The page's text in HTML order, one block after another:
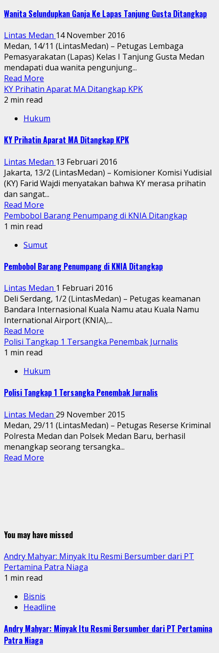
Wanita Selundupkan Ganja Ke Lapas Tanjung Gusta Ditangkap
Lintas Medan 14 November 2016
Medan, 14/11 (LintasMedan) – Petugas Lembaga
Pemasyarakatan (Lapas) Kelas I Tanjung Gusta Medan
mendapati dua wanita pengunjung...
Read More
KY Prihatin Aparat MA Ditangkap KPK
2 min read
Hukum
KY Prihatin Aparat MA Ditangkap KPK
Lintas Medan 13 Februari 2016
Jakarta, 13/2 (LintasMedan) – Komisioner Komisi Yudisial
(KY) Farid Wajdi menyatakan bahwa KY merasa prihatin
dan sangat...
Read More
Pembobol Barang Penumpang di KNIA Ditangkap
1 min read
Sumut
Pembobol Barang Penumpang di KNIA Ditangkap
Lintas Medan 1 Februari 2016
Deli Serdang, 1/2 (LintasMedan) – Petugas keamanan
Bandara Internasional Kuala Namu atau Kuala Namu
International Airport (KNIA),...
Read More
Polisi Tangkap 1 Tersangka Penembak Jurnalis
1 min read
Hukum
Polisi Tangkap 1 Tersangka Penembak Jurnalis
Lintas Medan 29 November 2015
Medan, 29/11 (LintasMedan) – Petugas Reserse Kriminal
Polresta Medan dan Polsek Medan Baru, berhasil
menangkap seorang tersangka...
Read More
You may have missed
Andry Mahyar: Minyak Itu Resmi Bersumber dari PT
Pertamina Patra Niaga
1 min read
Bisnis
Headline
Andry Mahyar: Minyak Itu Resmi Bersumber dari PT Pertamina
Patra Niaga